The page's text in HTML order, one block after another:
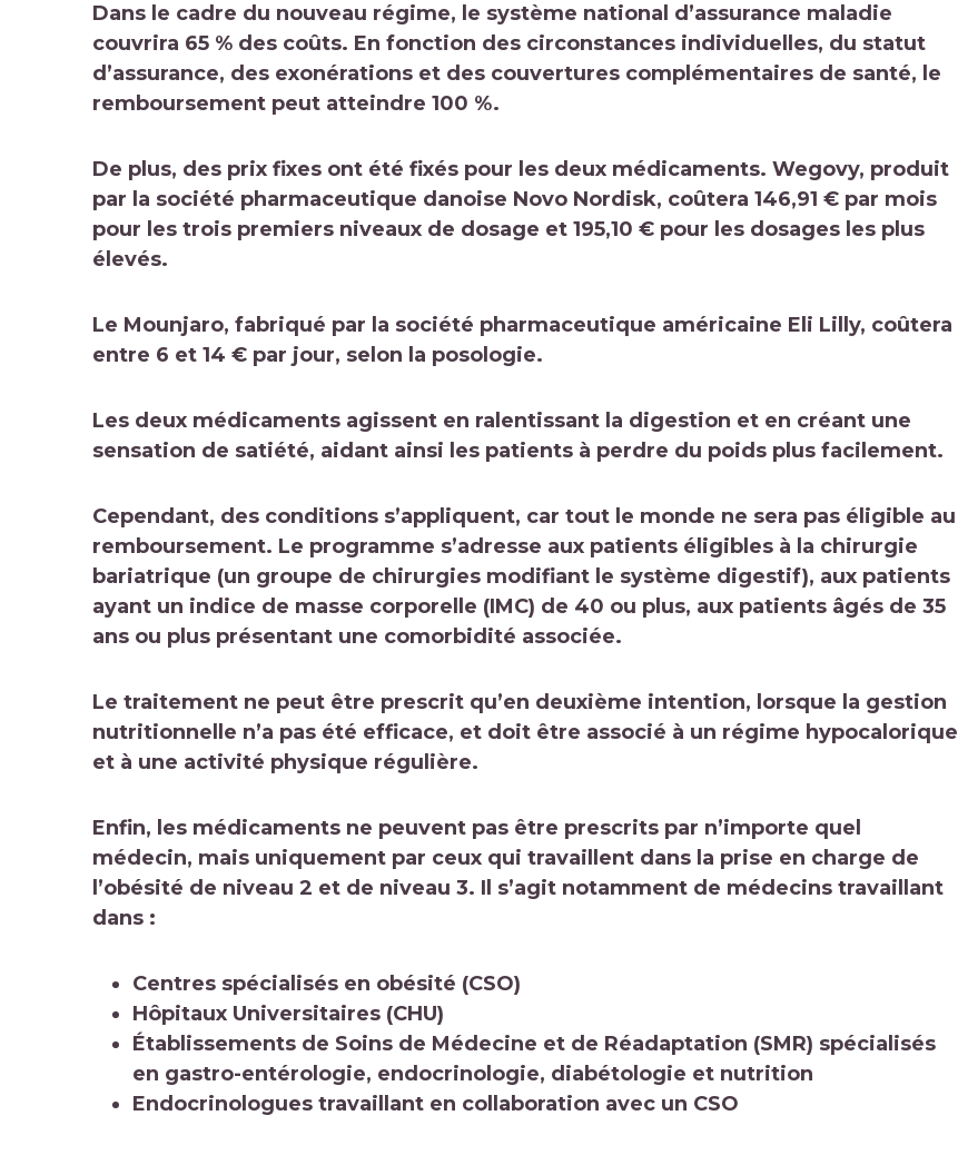
Dans le cadre du nouveau régime, le système national d’assurance maladie
couvrira 65 % des coûts. En fonction des circonstances individuelles, du statut
d’assurance, des exonérations et des couvertures complémentaires de santé, le
remboursement peut atteindre 100 %.
De plus, des prix fixes ont été fixés pour les deux médicaments. Wegovy, produit
par la société pharmaceutique danoise Novo Nordisk, coûtera 146,91 € par mois
pour les trois premiers niveaux de dosage et 195,10 € pour les dosages les plus
élevés.
Le Mounjaro, fabriqué par la société pharmaceutique américaine Eli Lilly, coûtera
entre 6 et 14 € par jour, selon la posologie.
Les deux médicaments agissent en ralentissant la digestion et en créant une
sensation de satiété, aidant ainsi les patients à perdre du poids plus facilement.
Cependant, des conditions s’appliquent, car tout le monde ne sera pas éligible au
remboursement. Le programme s’adresse aux patients éligibles à la chirurgie
bariatrique (un groupe de chirurgies modifiant le système digestif), aux patients
ayant un indice de masse corporelle (IMC) de 40 ou plus, aux patients âgés de 35
ans ou plus présentant une comorbidité associée.
Le traitement ne peut être prescrit qu’en deuxième intention, lorsque la gestion
nutritionnelle n’a pas été efficace, et doit être associé à un régime hypocalorique
et à une activité physique régulière.
Enfin, les médicaments ne peuvent pas être prescrits par n’importe quel
médecin, mais uniquement par ceux qui travaillent dans la prise en charge de
l’obésité de niveau 2 et de niveau 3. Il s’agit notamment de médecins travaillant
dans :
Centres spécialisés en obésité (CSO)
Hôpitaux Universitaires (CHU)
Établissements de Soins de Médecine et de Réadaptation (SMR) spécialisés
en gastro-entérologie, endocrinologie, diabétologie et nutrition
Endocrinologues travaillant en collaboration avec un CSO